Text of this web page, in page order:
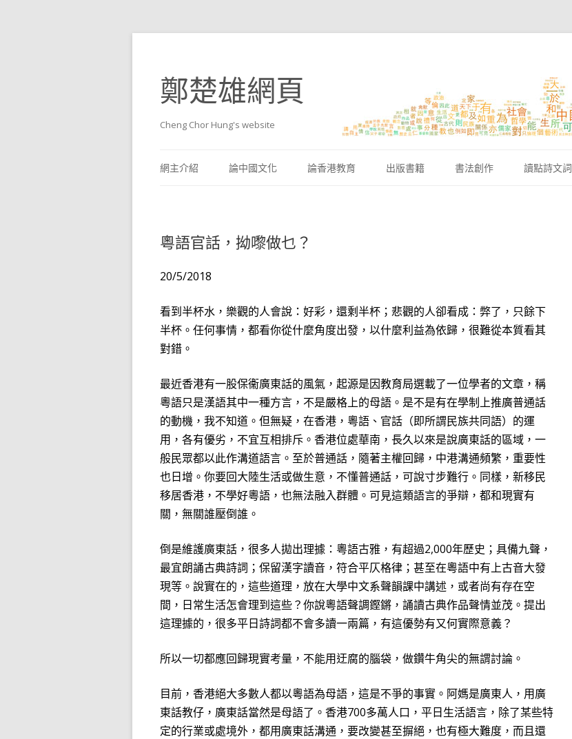
鄭楚雄網頁
Cheng Chor Hung's website
網主介紹
論中國文化 論香港教育 出版書籍 書法創作 讀點詩文詞
粵語官話，拗嚟做乜？
20/5/2018
看到半杯水，樂觀的人會說：好彩，還剩半杯；悲觀的人卻看成：弊了，只餘下
半杯。任何事情，都看你從什麼角度出發，以什麼利益為依歸，很難從本質看其
對錯。
最近香港有一股保衞廣東話的風氣，起源是因教育局選載了一位學者的文章，稱
粵語只是漢語其中一種方言，不是嚴格上的母語。是不是有在學制上推廣普通話
的動機，我不知道。但無疑，在香港，粵語、官話（即所謂民族共同語）的運
用，各有優劣，不宜互相排斥。香港位處華南，長久以來是說廣東話的區域，一
般民眾都以此作溝道語言。至於普通話，隨著主權回歸，中港溝通頻繁，重要性
也日增。你要回大陸生活或做生意，不懂普通話，可說寸步難行。同樣，新移民
移居香港，不學好粵語，也無法融入群體。可見這類語言的爭辯，都和現實有
關，無關誰壓倒誰。
倒是維護廣東話，很多人拋出理據：粵語古雅，有超過2,000年歷史；具備九聲，
最宜朗誦古典詩詞；保留漢字讀音，符合平仄格律；甚至在粵語中有上古音大發
現等。說實在的，這些道理，放在大學中文系聲韻課中講述，或者尚有存在空
間，日常生活怎會理到這些？你說粵語聲調鏗鏘，誦讀古典作品聲情並茂。提出
這理據的，很多平日詩詞都不會多讀一兩篇，有這優勢有又何實際意義？
所以一切都應回歸現實考量，不能用迂腐的腦袋，做鑽牛角尖的無謂討論。
目前，香港絕大多數人都以粵語為母語，這是不爭的事實。阿媽是廣東人，用廣
東話教仔，廣東話當然是母語了。香港700多萬人口，平日生活語言，除了某些特
定的行業或處境外，都用廣東話溝通，要改變甚至摒絕，也有極大難度，而且還